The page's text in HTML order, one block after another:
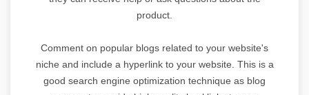
product.
Comment on popular blogs related to your website's
niche and include a hyperlink to your website. This is a
good search engine optimization technique as blog